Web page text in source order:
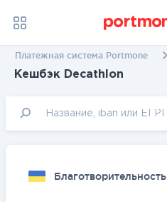
Платежная система Portmone
Кешбэк Decathlon
Благотворительность